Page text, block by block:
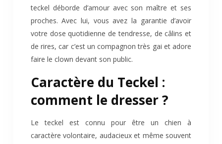
teckel déborde d’amour avec son maître et ses
proches. Avec lui, vous avez la garantie d’avoir
votre dose quotidienne de tendresse, de câlins et
de rires, car c’est un compagnon très gai et adore
faire le clown devant son public.
Caractère du Teckel :
comment le dresser ?
Le teckel est connu pour être un chien à
caractère volontaire, audacieux et même souvent